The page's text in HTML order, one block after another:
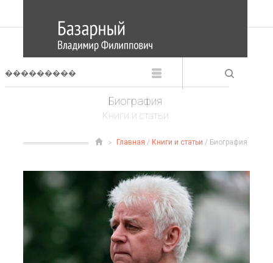
Биография
Книги и статьи
Главная / Книги и статьи / Биография